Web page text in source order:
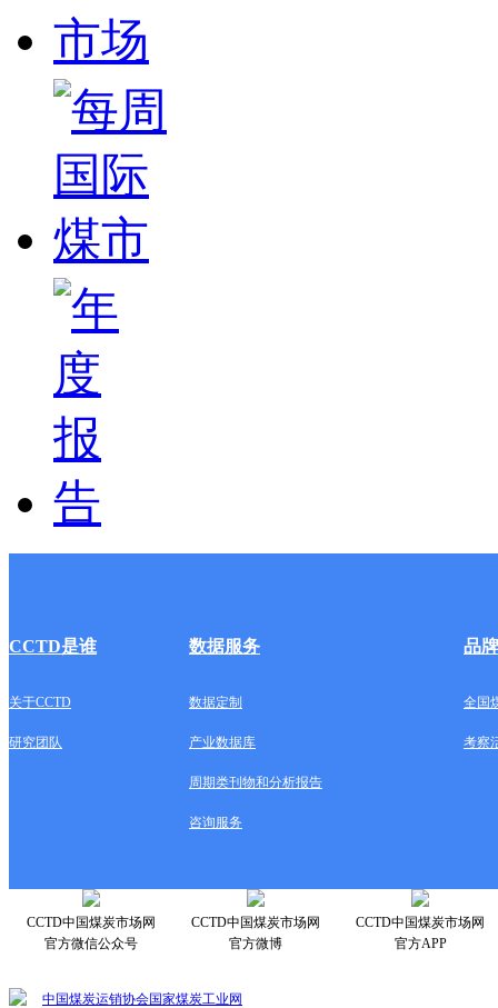
CCTD是谁 数据服务 品
关于CCTD 数据定制 全国
研究团队 产业数据库 考察
周期类刊物和分析报告
咨询服务
CCTD中国煤炭市场网
官方微信公众号
CCTD中国煤炭市场网
官方微博
CCTD中国煤炭市场网
官方APP
中国煤炭运销协会国家煤炭工业网